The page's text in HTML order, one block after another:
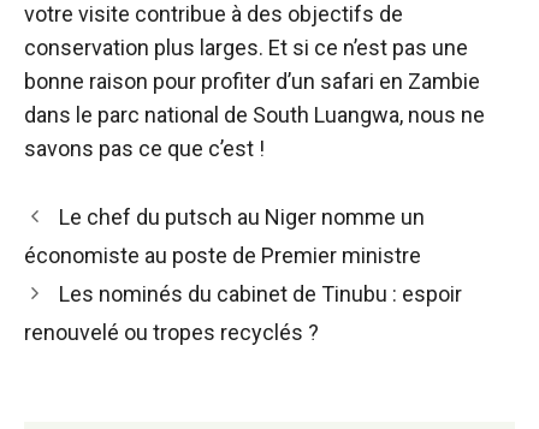
votre visite contribue à des objectifs de
conservation plus larges. Et si ce n’est pas une
bonne raison pour profiter d’un safari en Zambie
dans le parc national de South Luangwa, nous ne
savons pas ce que c’est !
Navigation
des
Le chef du putsch au Niger nomme un
économiste au poste de Premier ministre
Les nominés du cabinet de Tinubu : espoir
renouvelé ou tropes recyclés ?